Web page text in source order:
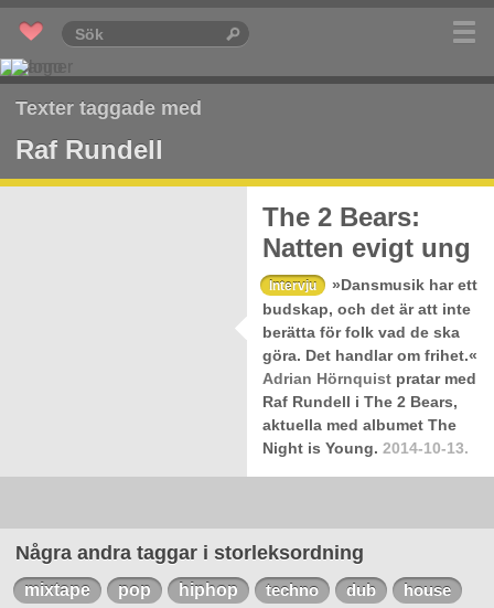
Texter taggade med
Raf Rundell
The 2 Bears:
Natten evigt ung
Intervju
»Dansmusik har ett
budskap, och det är att inte
berätta för folk vad de ska
göra. Det handlar om frihet.«
Adrian Hörnquist pratar med
Raf Rundell i The 2 Bears,
aktuella med albumet The
Night is Young. 2014-10-13.
Några andra taggar i storleksordning
mixtape pop hiphop techno dub house